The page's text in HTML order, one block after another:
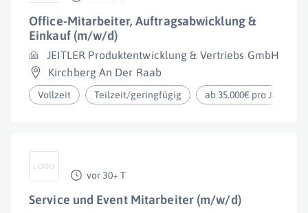
Office-Mitarbeiter, Auftragsabwicklung &
Einkauf (m/w/d)
JEITLER Produktentwicklung & Vertriebs GmbH
Kirchberg An Der Raab
Vollzeit Teilzeit/geringfügig ab 35.000€ pro Jahr
vor 30+ T
Service und Event Mitarbeiter (m/w/d)